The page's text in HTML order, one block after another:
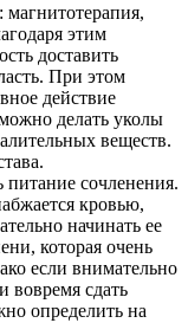
этим
доставить
При этом
действие
делать уколы
веществ.
питание сочленения.
кровью,
начинать ее
которая очень
если внимательно
вовремя сдать
определить на